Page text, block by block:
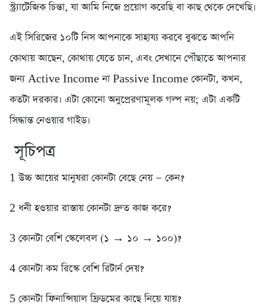
স্ট্র্যাটেজিক চিন্তা, যা আমি নিজে প্রয়োগ করেছি বা কাছ থেকে দেখেছি।
এই সিরিজের ১০টি নিস আপনাকে সাহায্য করবে বুঝতে আপনি
কোথায় আছেন, কোথায় যেতে চান, এবং সেখানে পৌঁছাতে আপনার
জন্য Active Income না Passive Income কোনটা, কখন,
কতটা দরকার। এটা কোনো অনুপ্রেরণামূলক গল্প নয়; এটা একটি
সিদ্ধান্ত নেওয়ার গাইড।
সূচিপত্র
1️ উচ্চ আয়ের মানুষরা কোনটা বেছে নেয় — কেন?
2️ ধনী হওয়ার রাস্তায় কোনটা দ্রুত কাজ করে?
3️ কোনটা বেশি স্কেলেবল (১ → ১০ → ১০০)?
4️ কোনটা কম রিস্কে বেশি রিটার্ন দেয়?
5️ কোনটা ফিনান্সিয়াল ফ্রিডমের কাছে নিয়ে যায়?